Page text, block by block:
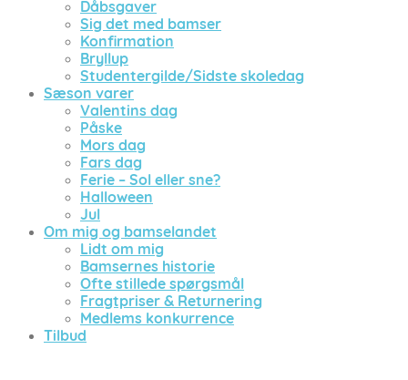
Dåbsgaver
Sig det med bamser
Konfirmation
Bryllup
Studentergilde/Sidste skoledag
Sæson varer
Valentins dag
Påske
Mors dag
Fars dag
Ferie – Sol eller sne?
Halloween
Jul
Om mig og bamselandet
Lidt om mig
Bamsernes historie
Ofte stillede spørgsmål
Fragtpriser & Returnering
Medlems konkurrence
Tilbud